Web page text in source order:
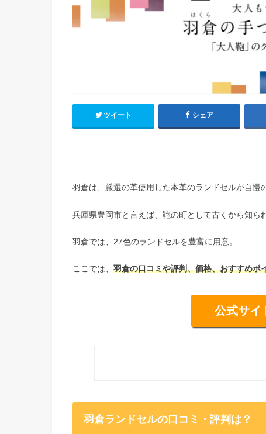
ツイート シェア
羽倉は、厳選の革使用した本革のランドセルが自慢
兵庫県豊岡市と言えば、鞄の町として古くから知ら
羽倉では、27色のランドセルを豊富に用意。
ここでは、 羽倉の口コミや評判、価格、おすすめポ
公式サイ
羽倉ランドセルの口コミ・評判は？